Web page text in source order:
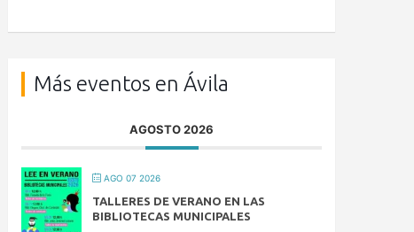
Más eventos en Ávila
AGOSTO 2026
AGO 07 2026
TALLERES DE VERANO EN LAS
BIBLIOTECAS MUNICIPALES